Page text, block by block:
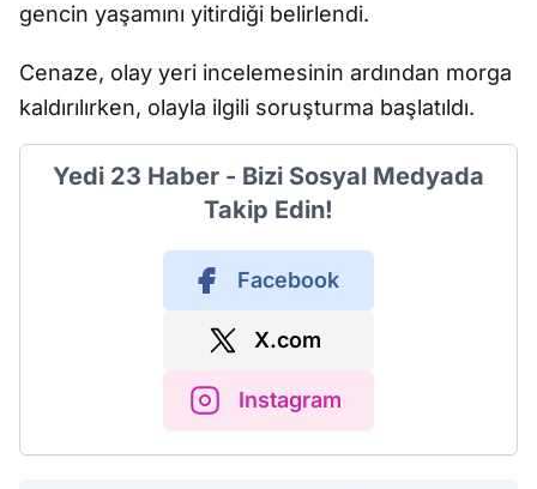
gencin yaşamını yitirdiği belirlendi.
Cenaze, olay yeri incelemesinin ardından morga
kaldırılırken, olayla ilgili soruşturma başlatıldı.
Yedi 23 Haber - Bizi Sosyal Medyada
Takip Edin!
Facebook
X.com
Instagram